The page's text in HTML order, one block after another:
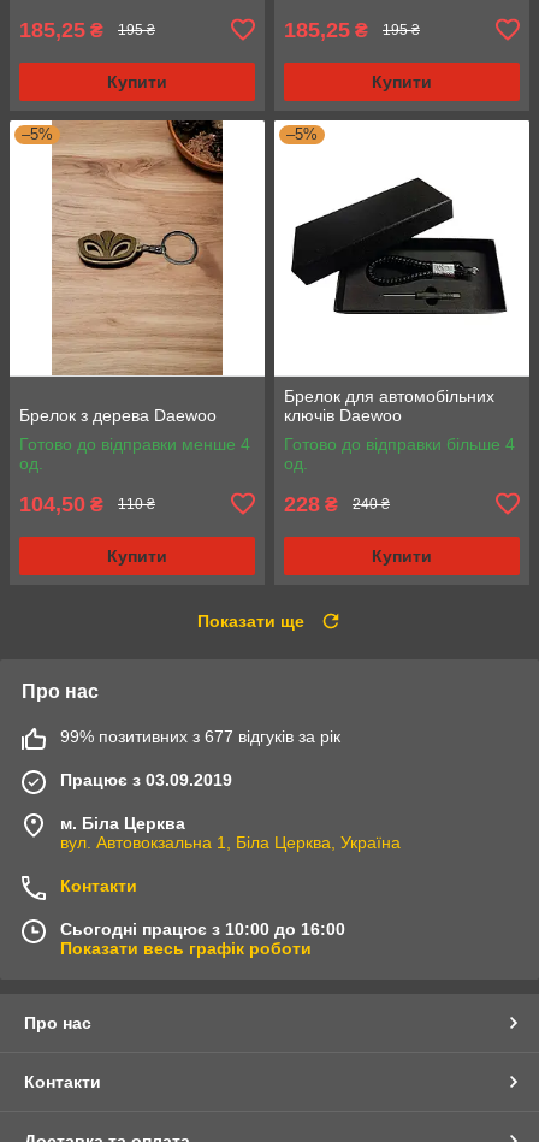
185,25 ₴ 195 ₴
Купити
185,25 ₴ 195 ₴
Купити
–5%
Брелок з дерева Daewoo
Готово до відправки менше 4
од.
104,50 ₴ 110 ₴
Купити
–5%
Брелок для автомобільних
ключів Daewoo
Готово до відправки більше 4
од.
228 ₴ 240 ₴
Купити
Показати ще
Про нас
99% позитивних з 677 відгуків за рік
Працює з 03.09.2019
м. Біла Церква
вул. Автовокзальна 1, Біла Церква, Україна
Контакти
Сьогодні працює з 10:00 до 16:00
Показати весь графік роботи
Про нас
Контакти